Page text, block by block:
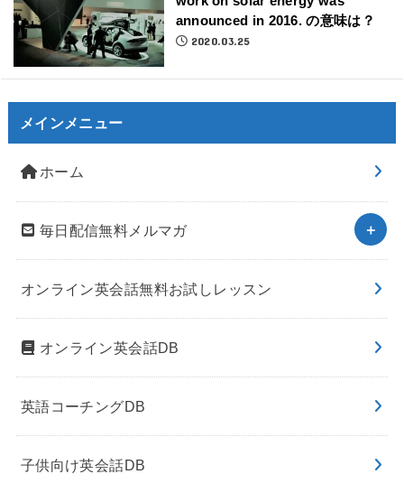
announced in 2016. の意味は？
2020.03.25
メインメニュー
ホーム
毎日配信無料メルマガ
オンライン英会話無料お試しレッスン
オンライン英会話DB
英語コーチングDB
子供向け英会話DB